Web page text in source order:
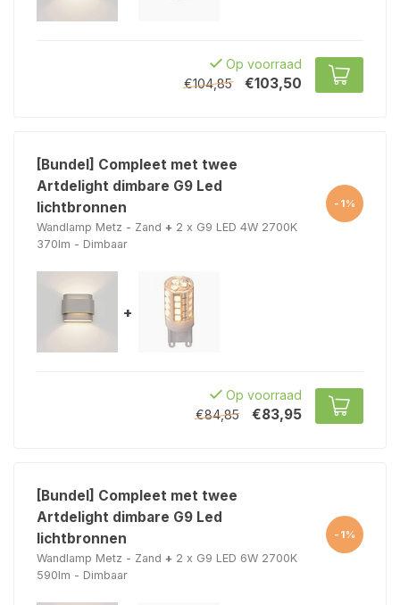
Op voorraad
€104,85
€103,50
[Bundel] Compleet met twee
Artdelight dimbare G9 Led
lichtbronnen
Wandlamp Metz - Zand + 2 x G9 LED 4W 2700K
370lm - Dimbaar
-1%
+
Op voorraad
€84,85
€83,95
[Bundel] Compleet met twee
Artdelight dimbare G9 Led
lichtbronnen
Wandlamp Metz - Zand + 2 x G9 LED 6W 2700K
590lm - Dimbaar
-1%